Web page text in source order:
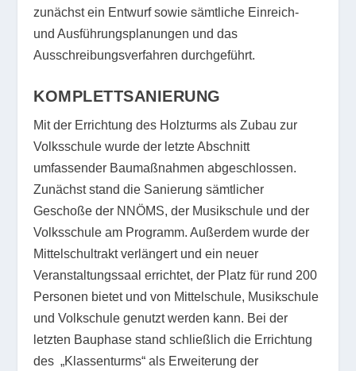
zunächst ein Entwurf sowie sämtliche Einreich-
und Ausführungsplanungen und das
Ausschreibungsverfahren durchgeführt.
KOMPLETTSANIERUNG
Mit der Errichtung des Holzturms als Zubau zur
Volksschule wurde der letzte Abschnitt
umfassender Baumaßnahmen abgeschlossen.
Zunächst stand die Sanierung sämtlicher
Geschoße der NNÖMS, der Musikschule und der
Volksschule am Programm. Außerdem wurde der
Mittelschultrakt verlängert und ein neuer
Veranstaltungssaal errichtet, der Platz für rund 200
Personen bietet und von Mittelschule, Musikschule
und Volkschule genutzt werden kann. Bei der
letzten Bauphase stand schließlich die Errichtung
des „Klassenturms“ als Erweiterung der